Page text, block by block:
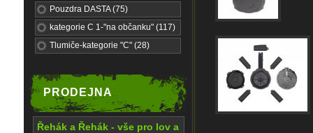
Pouzdra DASTA (75)
kategorie C 1-"na občanku" (117)
Tlumiče-kategorie "C" (28)
PRODEJNA
Řehák a Řehák - vše pro lov a